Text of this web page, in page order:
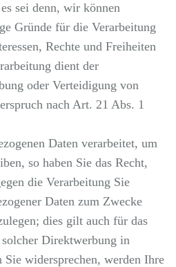
sei denn, wir können
Gründe für die Verarbeitung
Rechte und Freiheiten
dient der
oder Verteidigung von
nach Art. 21 Abs. 1
Daten verarbeitet, um
so haben Sie das Recht,
die Verarbeitung Sie
Daten zum Zwecke
dies gilt auch für das
Direktwerbung in
Sie widersprechen, werden Ihre